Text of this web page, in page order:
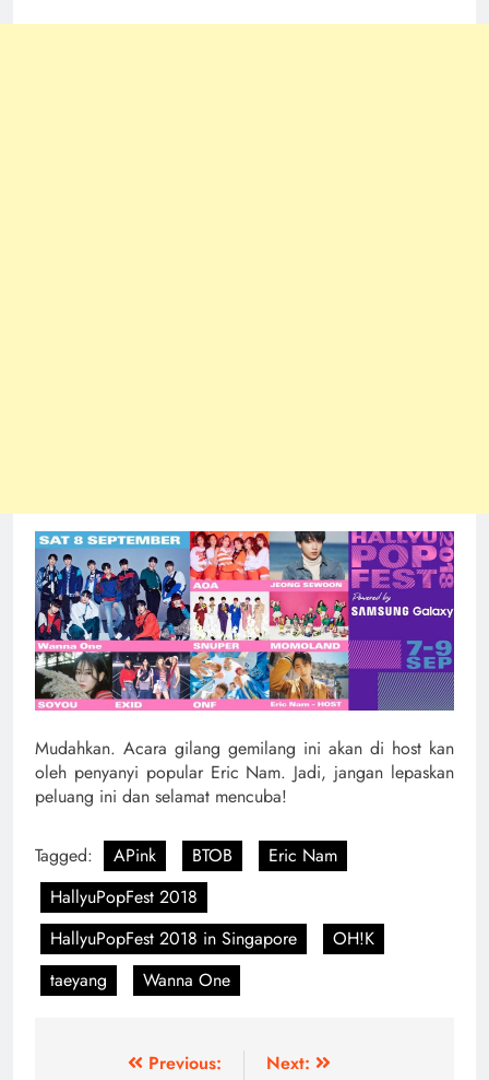
Mudahkan. Acara gilang gemilang ini akan di host kan
oleh penyanyi popular Eric Nam. Jadi, jangan lepaskan
peluang ini dan selamat mencuba!
Tagged: APink BTOB
Eric Nam
HallyuPopFest 2018
HallyuPopFest 2018 in Singapore
OH!K
taeyang
Wanna One
Previous: Next: